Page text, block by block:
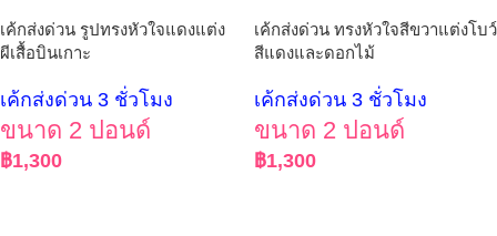
เค้กส่งด่วน รูปทรงหัวใจแดงแต่ง
ผีเสื้อบินเกาะ
เค้กส่งด่วน 3 ชั่วโมง
ขนาด 2 ปอนด์
฿1,300
เค้กส่งด่วน ทรงหัวใจสีขวาแต่งโบว์
สีแดงและดอกไม้
เค้กส่งด่วน 3 ชั่วโมง
ขนาด 2 ปอนด์
฿1,300